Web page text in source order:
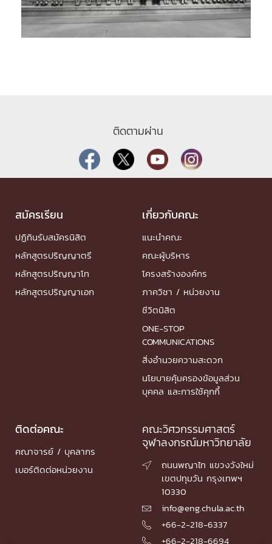
ติดตามผ่าน
สมัครเรียน
ปฏิทินรับสมัครนิสิต
หลักสูตรปริญญาตรี
หลักสูตรปริญญาโท
หลักสูตรปริญญาเอก
เกี่ยวกับคณะ
แนะนำคณะ
คณะผู้บริหาร
โครงสร้างองค์กร
ภาควิชา / หน่วยงาน
ชีวิตนิสิต
ONE-STOP
COMMUNICATIONS
สิ่งอำนวยความสะดวก
นโยบายคุ้มครองข้อมูลส่วน
บุคคล และการใช้คุกกี้
ติดต่อคณะ
คณาจารย์ / บุคลากร
เบอร์ติดต่อหน่วยงาน
คณะวิศวกรรมศาสตร์
จุฬาลงกรณ์มหาวิทยาลัย

ถนนพญาไท แขวงวังใหม่
เขตปทุมวัน กรุงเทพฯ
10330
 info@eng.chula.ac.th
 +66-2-218-6337
 +66-2-218-6694